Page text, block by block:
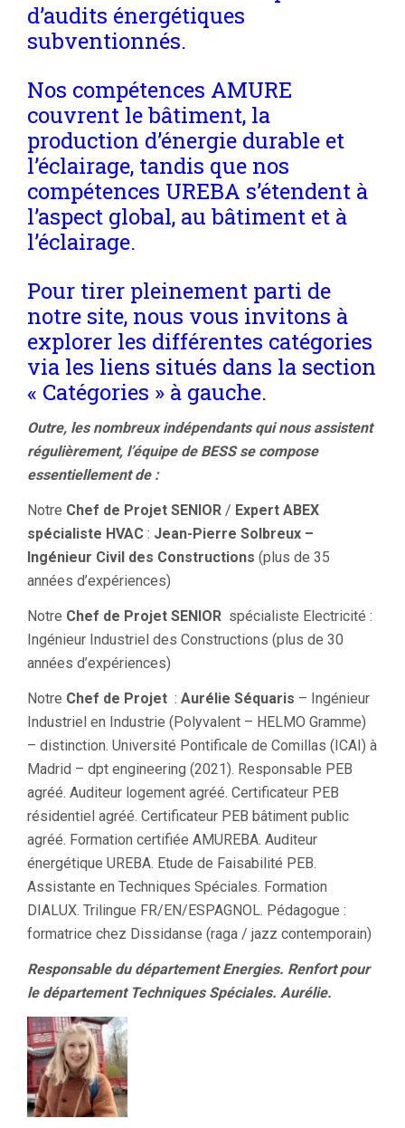
d’audits énergétiques
subventionnés.
Nos compétences AMURE
couvrent le bâtiment, la
production d’énergie durable et
l’éclairage, tandis que nos
compétences UREBA s’étendent à
l’aspect global, au bâtiment et à
l’éclairage.
Pour tirer pleinement parti de
notre site, nous vous invitons à
explorer les différentes catégories
via les liens situés dans la section
« Catégories » à gauche.
Outre, les nombreux indépendants qui nous assistent
régulièrement, l’équipe de BESS se compose
essentiellement de :
Notre Chef de Projet SENIOR / Expert ABEX
spécialiste HVAC : Jean-Pierre Solbreux –
Ingénieur Civil des Constructions (plus de 35
années d’expériences)
Notre Chef de Projet SENIOR spécialiste Electricité :
Ingénieur Industriel des Constructions (plus de 30
années d’expériences)
Notre Chef de Projet : Aurélie Séquaris – Ingénieur
Industriel en Industrie (Polyvalent – HELMO Gramme)
– distinction. Université Pontificale de Comillas (ICAI) à
Madrid – dpt engineering (2021). Responsable PEB
agréé. Auditeur logement agréé. Certificateur PEB
résidentiel agréé. Certificateur PEB bâtiment public
agréé. Formation certifiée AMUREBA. Auditeur
énergétique UREBA. Etude de Faisabilité PEB.
Assistante en Techniques Spéciales. Formation
DIALUX. Trilingue FR/EN/ESPAGNOL. Pédagogue :
formatrice chez Dissidanse (raga / jazz contemporain)
Responsable du département Energies. Renfort pour
le département Techniques Spéciales. Aurélie.